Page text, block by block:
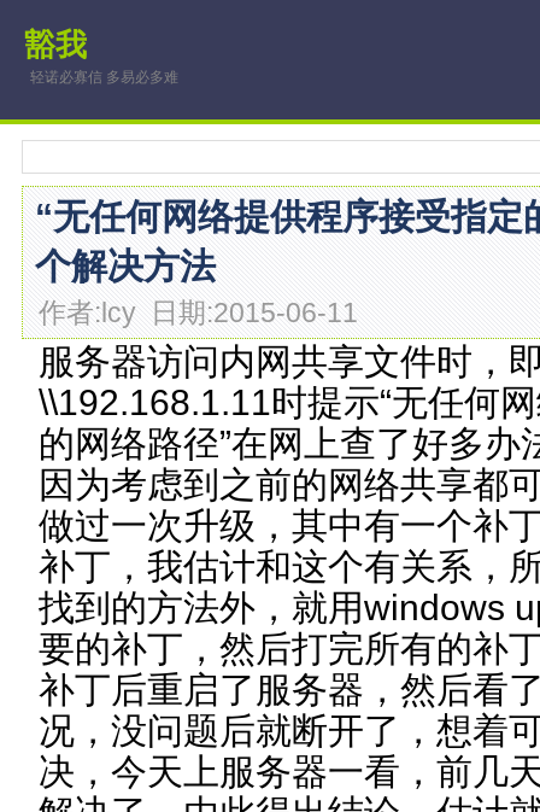
豁我
轻诺必寡信 多易必多难
“无任何网络提供程序接受指定
个解决方法
作者:lcy 日期:2015-06-11
服务器访问内网共享文件时，
\\192.168.1.11时提示“无任何
的网络路径”在网上查了好多办
因为考虑到之前的网络共享都
做过一次升级，其中有一个补
补丁，我估计和这个有关系，
找到的方法外，就用windows
要的补丁，然后打完所有的补
补丁后重启了服务器，然后看
况，没问题后就断开了，想着
决，今天上服务器一看，前几